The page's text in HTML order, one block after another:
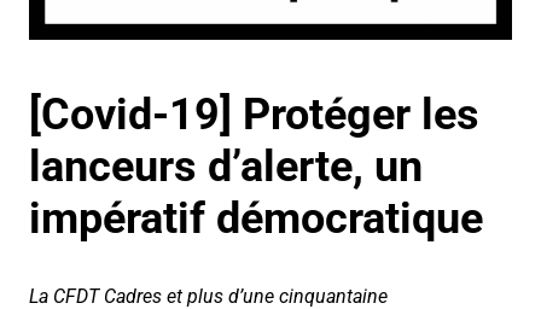
[Covid-19] Protéger les
lanceurs d’alerte, un
impératif démocratique
La CFDT Cadres et plus d’une cinquantaine